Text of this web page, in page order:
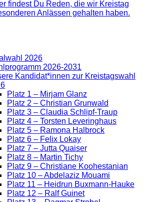
findest Du Reden, die wir Kreistag
Anlässen gehalten haben.
2026
2026-2031
Kandidat*innen zur Kreistagswahl
Platz 1 – Mirjam Glanz
Platz 2 – Christian Grunwald
Platz 3 – Claudia Schlipf-Traup
Platz 4 – Torsten Leveringhaus
Platz 5 – Ramona Halbrock
Platz 6 – Felix Lokay
Platz 7 – Jutta Quaiser
Platz 8 – Martin Tichy
Platz 9 – Christiane Koohestanian
Platz 10 – Abdelaziz Mouami
Platz 11 – Heidrun Buxmann-Hauke
Platz 12 – Ralf Guinet